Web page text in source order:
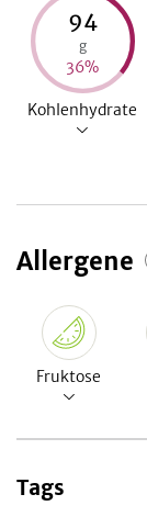
94
g
36%
Kohlenhydrate
Allergene
Fruktose
Tags